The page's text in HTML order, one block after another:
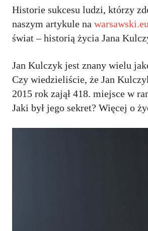
Historie sukcesu ludzi, którzy
naszym artykule na warsawski.eu
świat – historią życia Jana
Jan Kulczyk jest znany wielu
Czy wiedzieliście, że Jan
2015 rok zajął 418. miejsce w
Jaki był jego sekret? Więcej o